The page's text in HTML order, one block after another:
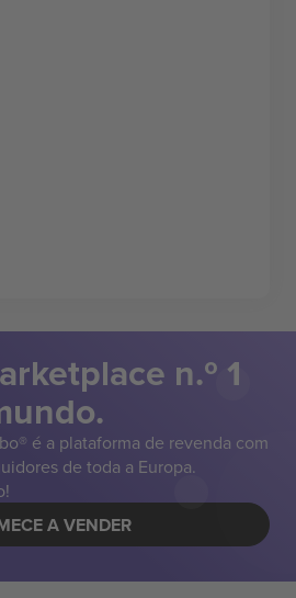
n.º 1
é a plataforma de revenda com
de toda a Europa.
A VENDER